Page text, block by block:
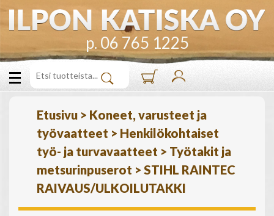
p. 06 765 1225
Etusivu > Koneet, varusteet ja
työvaatteet > Henkilökohtaiset
työ- ja turvavaatteet > Työtakit ja
metsurinpuserot > STIHL RAINTEC
RAIVAUS/ULKOILUTAKKI